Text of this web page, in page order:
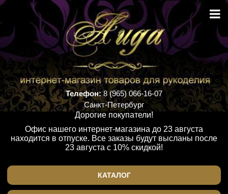
Телефон:8 (965) 066-16-07
Санкт-Петербург
Дорогие покупатели!
Офис нашего интернет-магазина до 23 августа
находится в отпуске. Все заказы будут высланы после
23 августа с 10% скидкой!
КАТАЛОГ